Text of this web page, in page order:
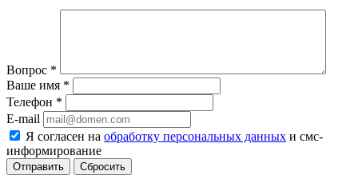
Вопрос *
Ваше имя *
Телефон *
E-mail
Я согласен на обработку персональных данных и смс-
информирование
Сбросить